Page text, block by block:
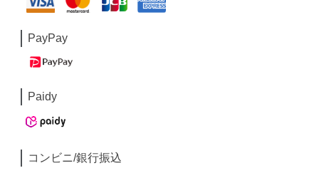
PayPay
Paidy
コンビニ/銀行振込